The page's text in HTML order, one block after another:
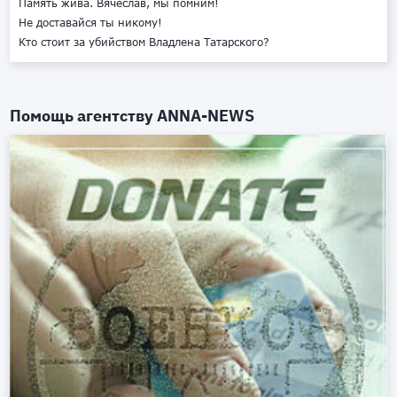
Память жива. Вячеслав, мы помним!
Не доставайся ты никому!
Кто стоит за убийством Владлена Татарского?
Помощь агентствуANNA-NEWS